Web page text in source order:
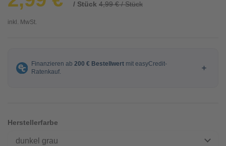
/ Stück 4,99 € / Stück
inkl. MwSt.
Herstellerfarbe
dunkel grau